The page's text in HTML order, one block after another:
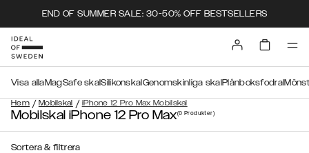
END OF SUMMER SALE: 30-50% OFF BESTSELLERS
Hem / Mobilskal / iPhone 12 Pro Max Mobilskal
Visa allaMagSafe skalSilikonskal Genomskinliga skal Plånboksfodral
Mobilskal iPhone 12 Pro Max(0Produkter)
Sortera & filtrera